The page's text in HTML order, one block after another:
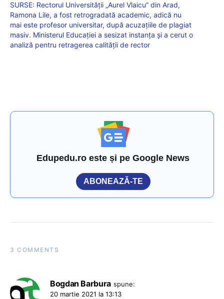
SURSE: Rectorul Universității „Aurel Vlaicu” din Arad,
Ramona Lile, a fost retrogradată academic, adică nu
mai este profesor universitar, după acuzațiile de plagiat
masiv. Ministerul Educației a sesizat instanța și a cerut o
analiză pentru retragerea calității de rector
Edupedu.ro este și pe Google News
ABONEAZĂ-TE
3 COMMENTS
Bogdan Barbura spune:
20 martie 2021 la 13:13